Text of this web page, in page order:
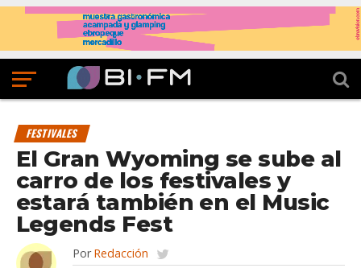
FESTIVALES
El Gran Wyoming se sube al
carro de los festivales y
estará también en el Music
Legends Fest
Por Redacción